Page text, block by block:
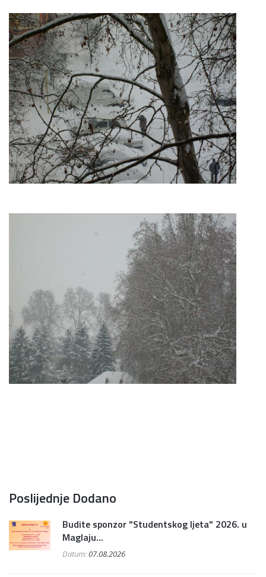
Poslijednje Dodano
Budite sponzor "Studentskog ljeta" 2026. u
Maglaju...
Datum:07.08.2026